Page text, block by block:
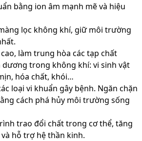
bằng ion âm mạnh mẽ và hiệu
lọc không khí, giữ môi trường
làm trung hòa các tạp chất
dương trong không khí: vi sinh vật
hóa chất, khói…
loại vi khuẩn gây bệnh. Ngăn chặn
cách phá hủy môi trường sống
trao đổi chất trong cơ thể, tăng
hỗ trợ hệ thần kinh.